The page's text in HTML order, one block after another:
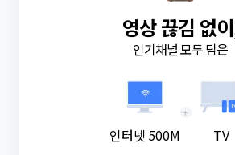
영상 끊김 없
인기채널 모두 담은
인터넷 500M
+
TV